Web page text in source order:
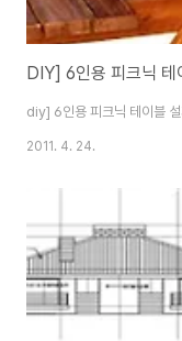
DIY] 6인용 피크닉 테
diy] 6인용 피크닉 테이블
2011. 4. 24.